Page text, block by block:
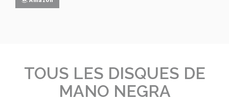
TOUS LES DISQUES DE
MANO NEGRA